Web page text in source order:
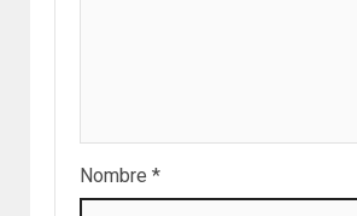
Nombre *